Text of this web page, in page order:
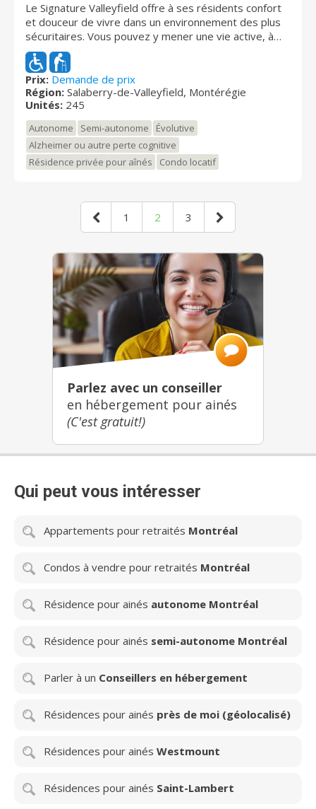
Le Signature Valleyfield offre à ses résidents confort
et douceur de vivre dans un environnement des plus
sécuritaires. Vous pouvez y mener une vie active, à
votre rythme, dans le plus grand respect de votre
intimité. Que ce soit pour la qualité des repas, la
diversité des activités, les nombreuses commodités
ou les soins de santé, nous assurons des services
répondant aux souhaits de tous.
Prix: Demande de prix
Région: Salaberry-de-Valleyfield, Montérégie
Unités: 245
Autonome Semi-autonome
Évolutive
Alzheimer ou autre perte cognitive
Résidence privée pour aînés
Condo locatif
1 2 3
Parlez avec un conseiller
en hébergement pour ainés
(C'est gratuit!)
Qui peut vous intéresser
Appartements pour retraités Montréal
Condos à vendre pour retraités Montréal
Résidence pour ainés autonome Montréal
Résidence pour ainés semi-autonome Montréal
Parler à un Conseillers en hébergement
Résidences pour ainés près de moi (géolocalisé)
Résidences pour ainés Westmount
Résidences pour ainés Saint-Lambert